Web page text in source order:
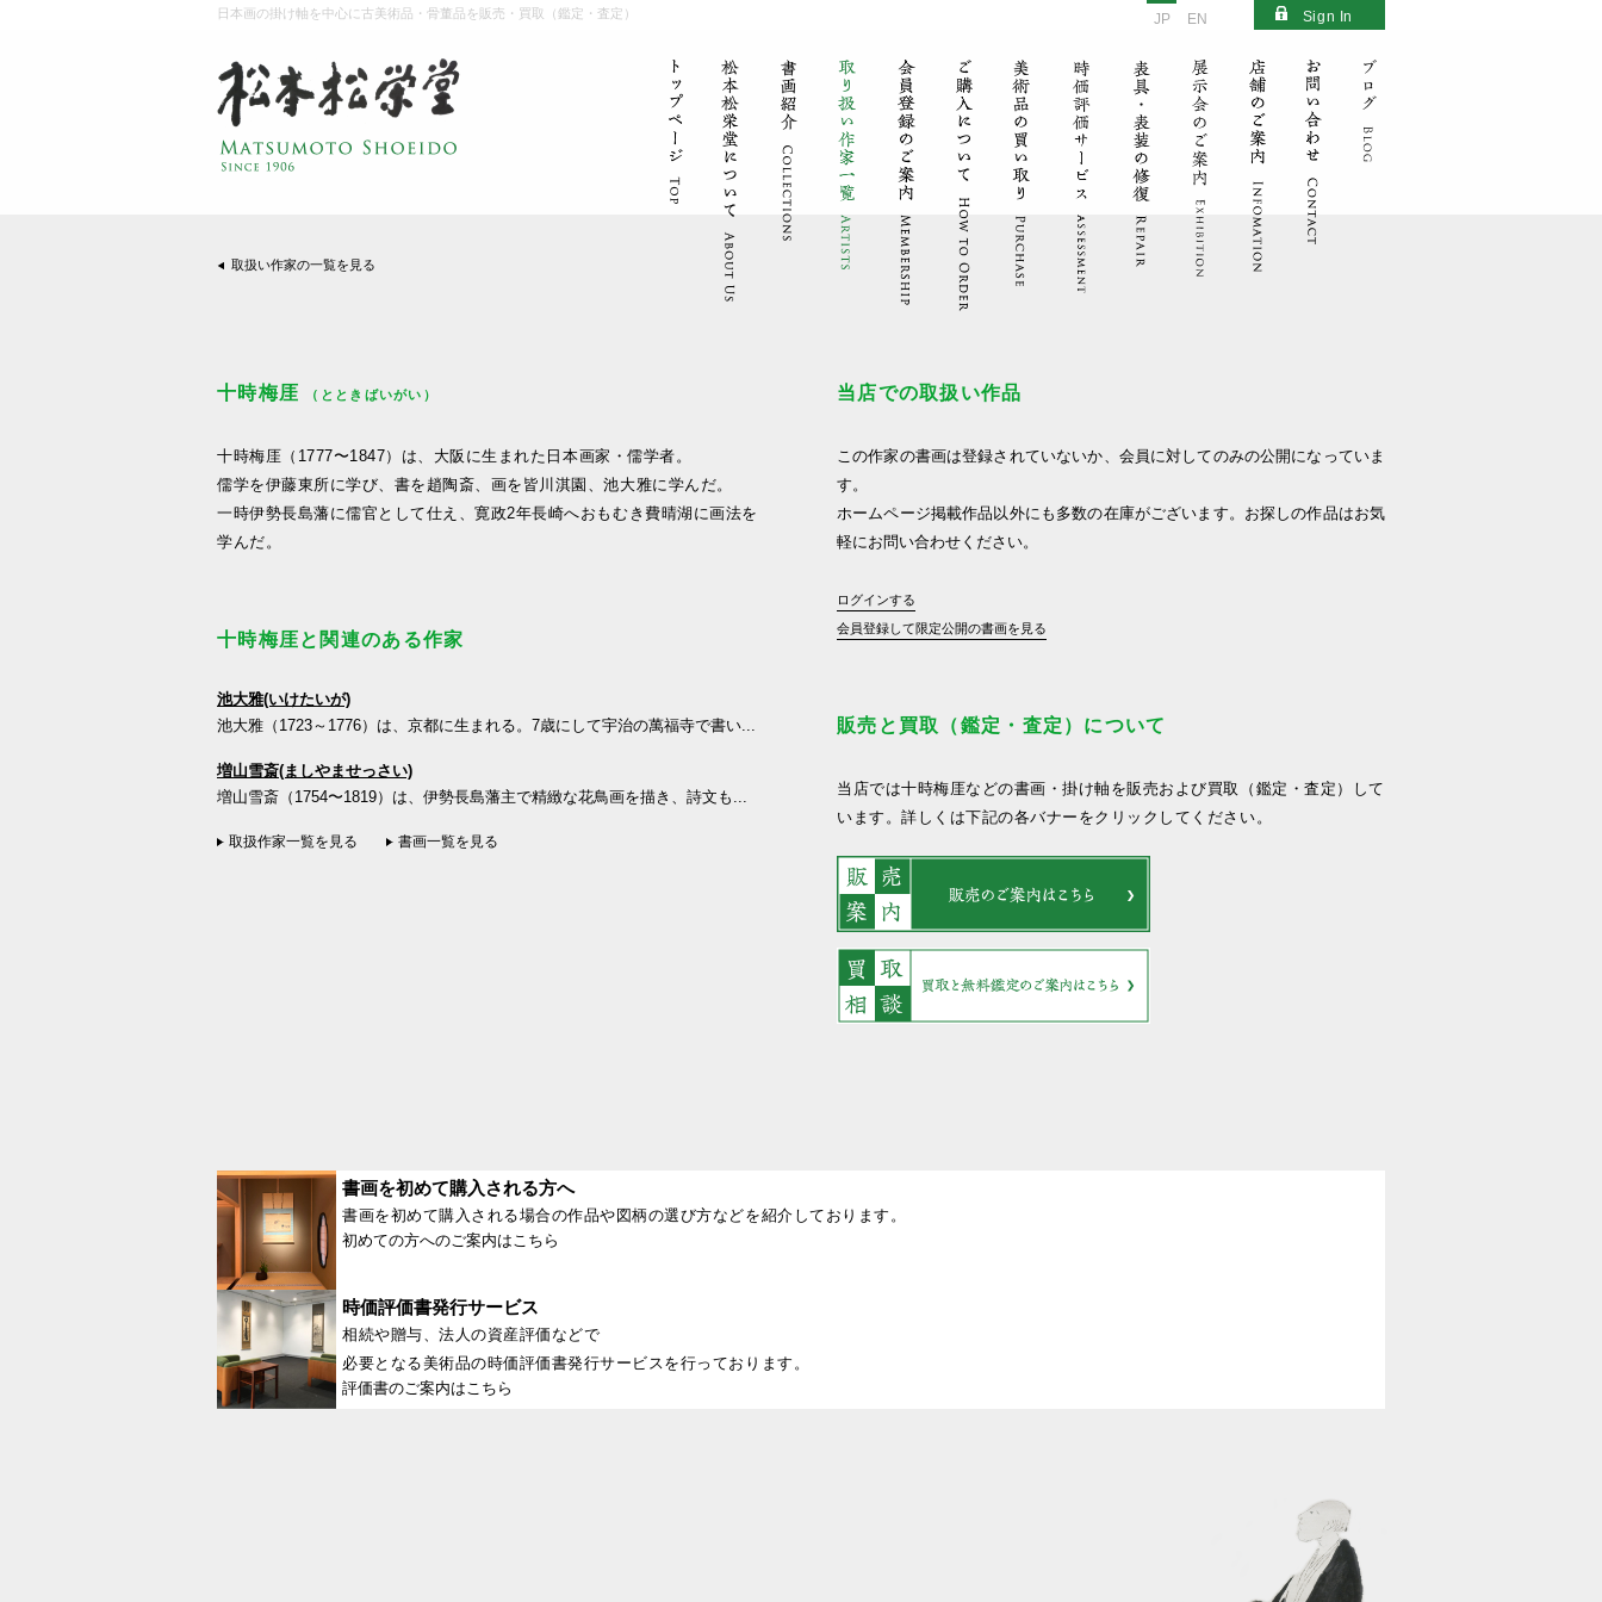
日本画の掛け軸を中心に古美術品・骨董品を販売・買取（鑑定・査定） Sign In
JP EN
取扱い作家の一覧を見る
十時梅厓 （とときばいがい）
十時梅厓（1777〜1847）は、大阪に生まれた日本画家・儒学者。
儒学を伊藤東所に学び、書を趙陶斎、画を皆川淇園、池大雅に学んだ。
一時伊勢長島藩に儒官として仕え、寛政2年長崎へおもむき費晴湖に画法を
学んだ。
十時梅厓と関連のある作家
池大雅(いけたいが)
池大雅（1723～1776）は、京都に生まれる。7歳にして宇治の萬福寺で書い...
増山雪斎(ましやませっさい)
増山雪斎（1754〜1819）は、伊勢長島藩主で精緻な花鳥画を描き、詩文も...
取扱作家一覧を見る 書画一覧を見る
当店での取扱い作品
この作家の書画は登録されていないか、会員に対してのみの公開になっていま
す。
ホームページ掲載作品以外にも多数の在庫がございます。お探しの作品はお気
軽にお問い合わせください。
ログインする
会員登録して限定公開の書画を見る
販売と買取（鑑定・査定）について
当店では十時梅厓などの書画・掛け軸を販売および買取（鑑定・査定）して
います。詳しくは下記の各バナーをクリックしてください。
書画を初めて購入される方へ
書画を初めて購入される場合の作品や図柄の選び方などを紹介しております。
初めての方へのご案内はこちら
時価評価書発行サービス
相続や贈与、法人の資産評価などで
必要となる美術品の時価評価書発行サービスを行っております。
評価書のご案内はこちら